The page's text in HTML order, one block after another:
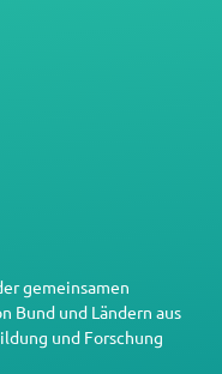
gemeinsamen
Bund und Ländern aus
und Forschung